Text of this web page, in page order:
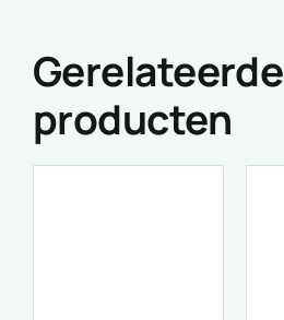
Gerelateerde
producten